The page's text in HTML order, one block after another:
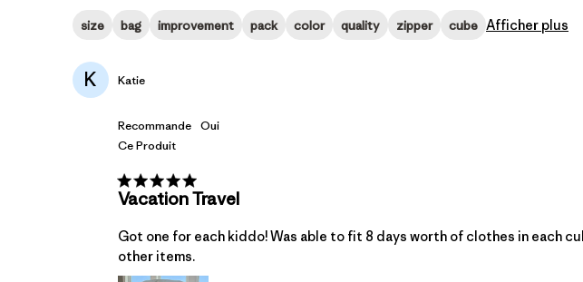
size bag improvement pack color quality zipper cube Afficher plus
K Katie
Recommande
Ce Produit
Oui
Vacation Travel
Got one for each kiddo! Was able to fit 8 days worth of clothes in each
other items.